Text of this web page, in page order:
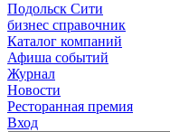
Подольск Сити
бизнес справочник
Каталог компаний
Афиша событий
Журнал
Новости
Ресторанная премия
Вход